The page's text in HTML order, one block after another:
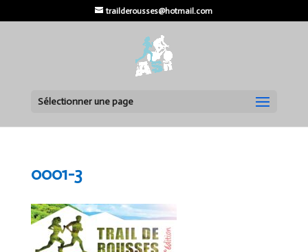
trailderousses@hotmail.com
Sélectionner une page
0001-3